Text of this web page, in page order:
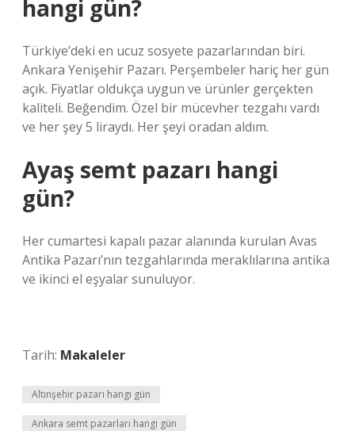
hangi gün?
Türkiye’deki en ucuz sosyete pazarlarından biri.
Ankara Yenişehir Pazarı. Perşembeler hariç her gün
açık. Fiyatlar oldukça uygun ve ürünler gerçekten
kaliteli. Beğendim. Özel bir mücevher tezgahı vardı
ve her şey 5 liraydı. Her şeyi oradan aldım.
Ayaş semt pazarı hangi
gün?
Her cumartesi kapalı pazar alanında kurulan Avas
Antika Pazarı’nın tezgahlarında meraklılarına antika
ve ikinci el eşyalar sunuluyor.
Tarih: Makaleler
Altınşehir pazarı hangi gün
Ankara semt pazarları hangi gün